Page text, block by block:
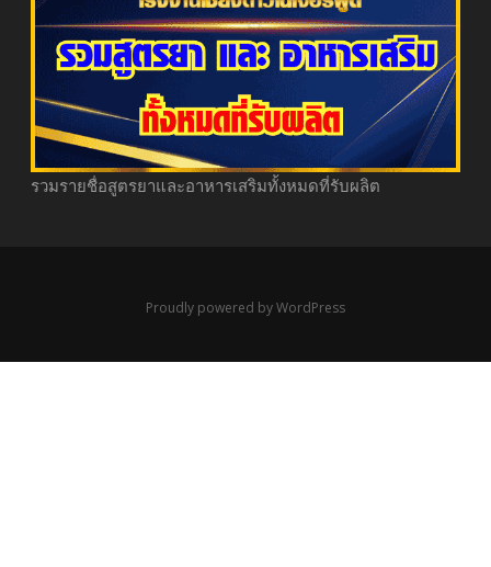
รวมรายชื่อสูตรยาและอาหารเสริมทั้งหมดที่รับผลิต
Proudly powered by WordPress